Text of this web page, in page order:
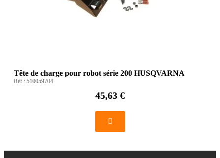
Tête de charge pour robot série 200 HUSQVARNA
Réf : 510059704
45,63 €